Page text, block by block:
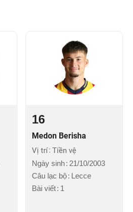
16
Medon Berisha
Vị trí Tiền vệ
Ngày sinh 21/10/2003
Câu lạc bộ Lecce
Bài viết 1